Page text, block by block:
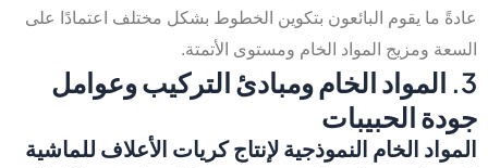
عادةً ما يقوم البائعون بتكوين الخطوط بشكل مختلف اعتمادًا على
السعة ومزيج المواد الخام ومستوى الأتمتة.
3. المواد الخام ومبادئ التركيب وعوامل
جودة الحبيبات
المواد الخام النموذجية لإنتاج كريات الأعلاف للماشية